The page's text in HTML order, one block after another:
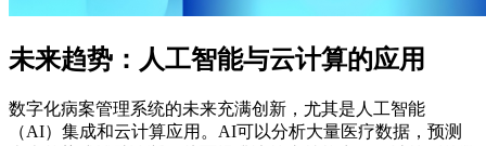
未来趋势：人工智能与云计算的应用
数字化病案管理系统的未来充满创新，尤其是人工智能
（AI）集成和云计算应用。AI可以分析大量医疗数据，预测